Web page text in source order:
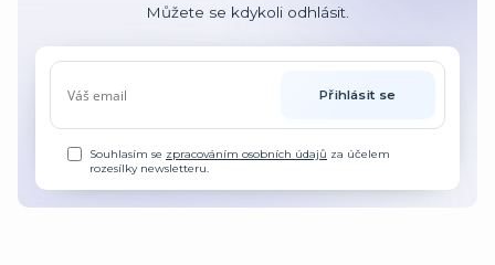
Můžete se kdykoli odhlásit.
Přihlásit se
Souhlasím se zpracováním osobních údajů za účelem
rozesílky newsletteru.